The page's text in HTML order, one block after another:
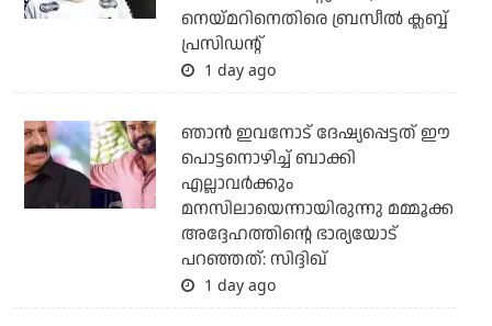
നെയ്മറിനെതിരെ ബ്രസീല്‍ ക്ലബ്ബ്
പ്രസിഡന്റ്
1 day ago
ഞാന്‍ ഇവനോട് ദേഷ്യപ്പെട്ടത് ഈ
പൊട്ടനൊഴിച്ച് ബാക്കി
എല്ലാവര്‍ക്കും
മനസിലായെന്നായിരുന്നു മമ്മൂക്ക
അദ്ദേഹത്തിന്റെ ഭാര്യയോട്
പറഞ്ഞത്: സിദ്ദിഖ്
1 day ago